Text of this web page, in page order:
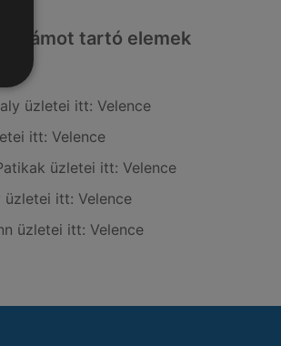
számot tartó elemek
üzletei itt: Velence
itt: Velence
üzletei itt: Velence
itt: Velence
üzletei itt: Velence